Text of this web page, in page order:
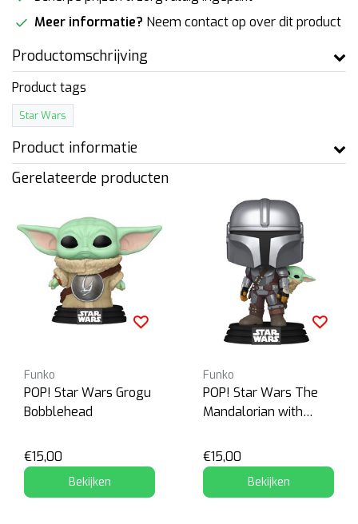
Meer informatie? Neem contact op over dit product
Productomschrijving
Product tags
Star Wars
Product informatie
Gerelateerde producten
Funko
POP! Star Wars Grogu
Bobblehead
€15,00
Bekijken
Funko
POP! Star Wars The
Mandalorian with
€15,00
Bekijken